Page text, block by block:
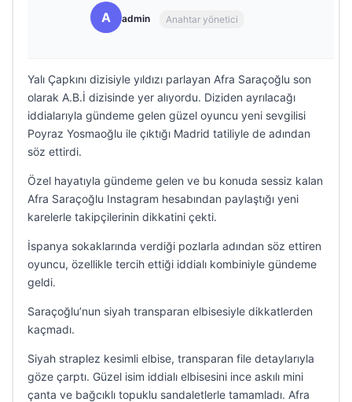
A admin Anahtar yönetici
Yalı Çapkını dizisiyle yıldızı parlayan Afra Saraçoğlu son
olarak A.B.İ dizisinde yer alıyordu. Diziden ayrılacağı
iddialarıyla gündeme gelen güzel oyuncu yeni sevgilisi
Poyraz Yosmaoğlu ile çıktığı Madrid tatiliyle de adından
söz ettirdi.
Özel hayatıyla gündeme gelen ve bu konuda sessiz kalan
Afra Saraçoğlu Instagram hesabından paylaştığı yeni
karelerle takipçilerinin dikkatini çekti.
İspanya sokaklarında verdiği pozlarla adından söz ettiren
oyuncu, özellikle tercih ettiği iddialı kombiniyle gündeme
geldi.
Saraçoğlu’nun siyah transparan elbisesiyle dikkatlerden
kaçmadı.
Siyah straplez kesimli elbise, transparan file detaylarıyla
göze çarptı. Güzel isim iddialı elbisesini ince askılı mini
çanta ve bağcıklı topuklu sandaletlerle tamamladı. Afra